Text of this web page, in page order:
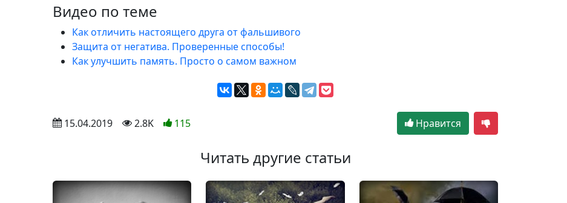
Видео по теме
Как отличить настоящего друга от фальшивого
Защита от негатива. Проверенные способы!
Как улучшить память. Просто о самом важном
15.04.2019 2.8K 115 Нравится
Читать другие статьи